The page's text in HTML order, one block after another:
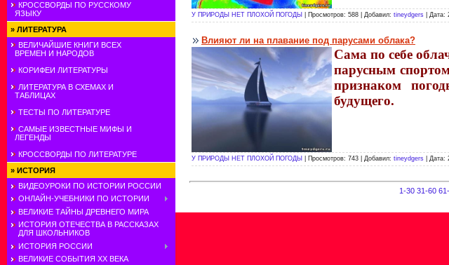
КРОССВОРДЫ ПО РУССКОМУ
ЯЗЫКУ
» ЛИТЕРАТУРА
ВЕЛИЧАЙШИЕ КНИГИ ВСЕХ
ВРЕМЕН И НАРОДОВ
КОРИФЕИ ЛИТЕРАТУРЫ
ЛИТЕРАТУРА В СХЕМАХ И
ТАБЛИЦАХ
ТЕСТЫ ПО ЛИТЕРАТУРЕ
САМЫЕ ИЗВЕСТНЫЕ МИФЫ И
ЛЕГЕНДЫ
КРОССВОРДЫ ПО ЛИТЕРАТУРЕ
» ИСТОРИЯ
ВИДЕОУРОКИ ПО ИСТОРИИ РОССИИ
ОНЛАЙН-УЧЕБНИКИ ПО ИСТОРИИ
ВЕЛИКИЕ ТАЙНЫ ДРЕВНЕГО МИРА
ИСТОРИЯ ОТЕЧЕСТВА В РАССКАЗАХ
ДЛЯ ШКОЛЬНИКОВ
ИСТОРИЯ РОССИИ
ВЕЛИКИЕ СОБЫТИЯ ХХ ВЕКА
У ПРИРОДЫ НЕТ ПЛОХОЙ ПОГОДЫ | Просмотров: 588 | Добавил: tineydgers | Дата:
Влияют ли на плавание под парусами облака?
Сама по себе
парусным
признаком
будущего.
У ПРИРОДЫ НЕТ ПЛОХОЙ ПОГОДЫ | Просмотров: 743 | Добавил: tineydgers | Дата:
1-30 31-60